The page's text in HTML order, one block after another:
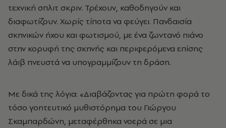
τεχνική σπλιτ σκριν. Τρέχουν, καθοδηγούν και
διαφωτίζουν. Χωρίς τίποτα να φεύγει. Πανδαισία
σκηνικών ήχου και φωτισμού, με ένα ζωντανό πιάνο
στην κορυφή της σκηνής και περιφερόμενα επίσης
λάιβ πνευστά να υπογραμμίζουν τη δράση.
Με δικά της λόγια: «Διαβάζοντας για πρώτη φορά το
τόσο γοητευτικό μυθιστόρημα του Γιώργου
Σκαμπαρδώνη, μεταφέρθηκα νοερά σε μια